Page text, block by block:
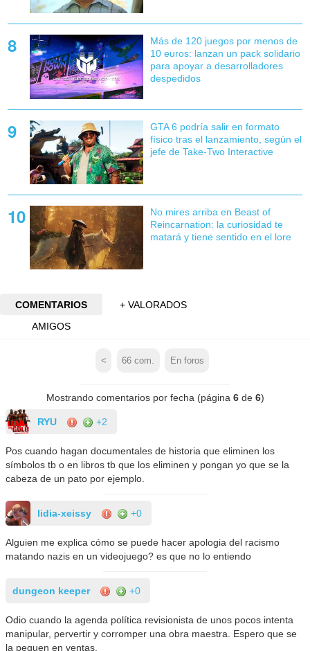
Más de 120 juegos por menos de
10 euros: lanzan un pack solidario
para apoyar a desarrolladores
despedidos
GTA 6 podría salir en formato
físico tras el lanzamiento, según el
jefe de Take-Two Interactive
No mires arriba en Beast of
Reincarnation: la curiosidad te
matará y tiene sentido en el lore
COMENTARIOS
+ VALORADOS
AMIGOS
< 66 com. En foros
Mostrando comentarios por fecha (página 6de 6)
RYU +2
Pos cuando hagan documentales de historia que eliminen los
símbolos tb o en libros tb que los eliminen y pongan yo que se la
cabeza de un pato por ejemplo.
lidia-xeissy +0
Alguien me explica cómo se puede hacer apologia del racismo
matando nazis en un videojuego? es que no lo entiendo
dungeon keeper +0
Odio cuando la agenda política revisionista de unos pocos intenta
manipular, pervertir y corromper una obra maestra. Espero que se
la peguen en ventas.